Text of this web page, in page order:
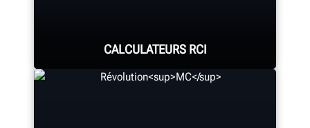
CALCULATEURS RCI